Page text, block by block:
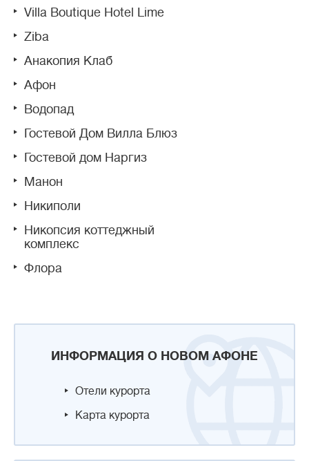
ИНФОРМАЦИЯ О НОВОМ АФОНЕ
Отели курорта
Карта курорта
Villa Boutique Hotel Lime
Ziba
Анакопия Клаб
Афон
Водопад
Гостевой Дом Вилла Блюз
Гостевой дом Наргиз
Манон
Никиполи
Никопсия коттеджный
комплекс
Флора